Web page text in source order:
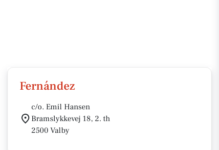
Fernández
c/o. Emil Hansen
Bramslykkevej 18, 2. th
2500 Valby